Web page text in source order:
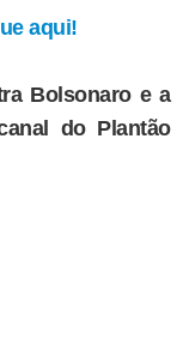
aqui!
Bolsonaro e a
do Plantão